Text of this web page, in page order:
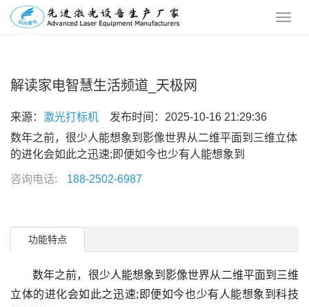
解读家电智慧生活频道_天极网
来源： 激光打标机 发布时间：2025-10-16 21:29:36
数年之前，很少人能想象到影像世界从二维平面到三维立体
的进化会如此之迅速;即便如今也少有人能想象到
咨询电话: 188-2502-6987
功能特点
数年之前，很少人能想象到影像世界从二维平面到三维
立体的进化会如此之迅速;即便如今也少有人能想象到科技